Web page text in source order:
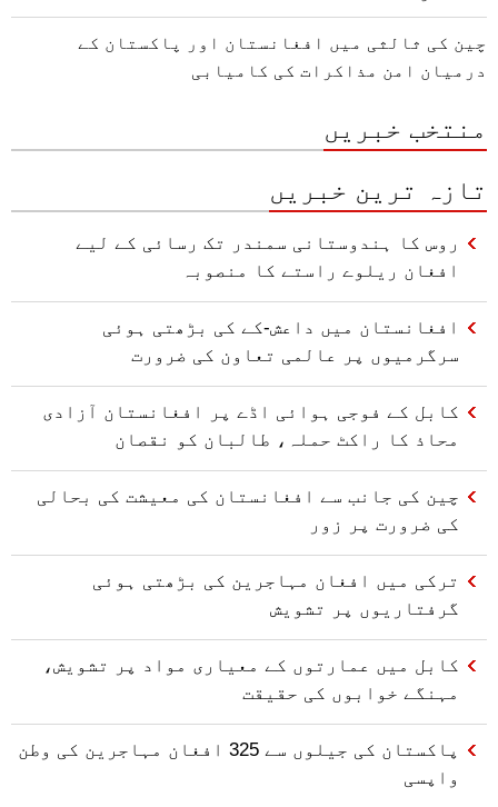
چین کی ثالثی میں افغانستان اور پاکستان کے
درمیان امن مذاکرات کی کامیابی
منتخب خبریں
تازہ ترین خبریں
روس کا ہندوستانی سمندر تک رسائی کے لیے
افغان ریلوے راستے کا منصوبہ
افغانستان میں داعش-کے کی بڑھتی ہوئی
سرگرمیوں پر عالمی تعاون کی ضرورت
کابل کے فوجی ہوائی اڈے پر افغانستان آزادی
محاذ کا راکٹ حملہ، طالبان کو نقصان
چین کی جانب سے افغانستان کی معیشت کی بحالی
کی ضرورت پر زور
ترکی میں افغان مہاجرین کی بڑھتی ہوئی
گرفتاریوں پر تشویش
کابل میں عمارتوں کے معیاری مواد پر تشویش،
مہنگے خوابوں کی حقیقت
پاکستان کی جیلوں سے 325 افغان مہاجرین کی وطن
واپسی